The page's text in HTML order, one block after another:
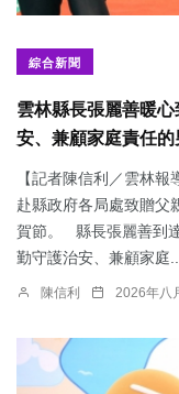
綜合新聞
雲林縣長張麗善暖
安、兼顧家庭責任
【記者陳信利／雲林
赴縣政府各局處致贈父
賀節。 縣長張麗善到
勤守護治安、兼顧家庭...
陳信利 2026年八